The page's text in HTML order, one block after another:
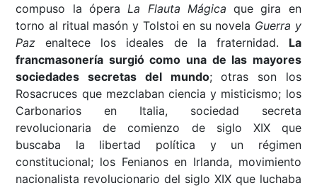
compuso la óperaLa Flauta Mágicaque gira en
torno al ritual masón y Tolstoi en su novela Guerra y
Paz enaltece los ideales de la fraternidad. La
francmasonería surgió como una de las mayores
sociedades secretas del mundo; otras son los
Rosacruces que mezclaban ciencia y misticismo; los
Carbonarios en Italia, sociedad secreta
revolucionaria de comienzo de siglo XIX que
buscaba la libertad política y un régimen
constitucional; los Fenianos en Irlanda, movimiento
nacionalista revolucionario del siglo XIX que luchaba